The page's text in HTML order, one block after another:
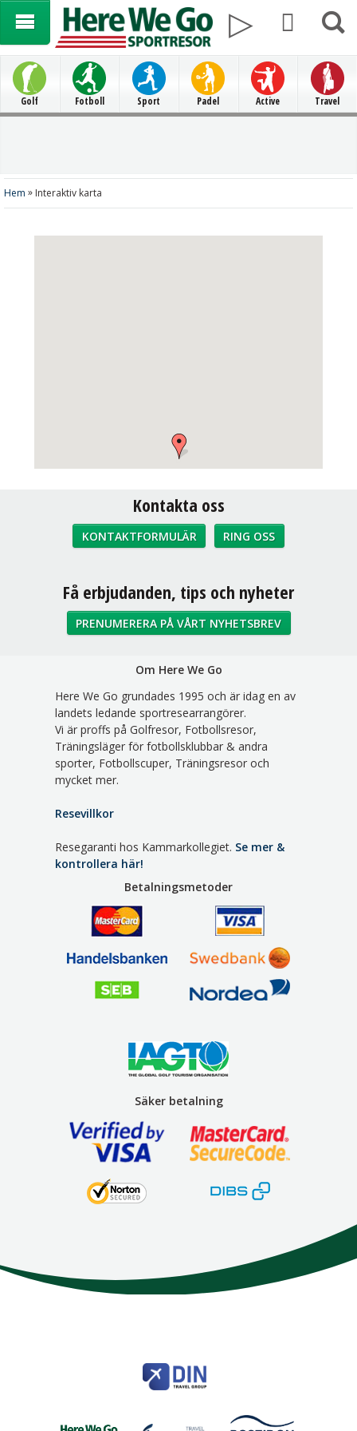
Golf Fotboll Sport Padel Active Travel
Hem » Interaktiv karta
Kontakta oss
KONTAKTFORMULÄR RING OSS
Sociala medier
Få erbjudanden, tips och nyheter
PRENUMERERA PÅ VÅRT NYHETSBREV
Om Here We Go
Here We Go grundades 1995 och är idag en av
landets ledande sportresearrangörer.
Vi är proffs på Golfresor, Fotbollsresor,
Träningsläger för fotbollsklubbar & andra
sporter, Fotbollscuper, Träningsresor och
mycket mer.
Resevillkor
Resegaranti hos Kammarkollegiet. Se mer &
kontrollera här!
Betalningsmetoder
Säker betalning
235 39
Telefon040 45 63 50
| ©2026